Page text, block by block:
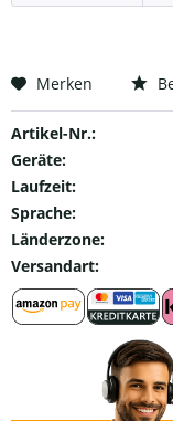
Merken
Artikel-Nr.:
Geräte:
Laufzeit:
Sprache:
Länderzone:
Versandart: